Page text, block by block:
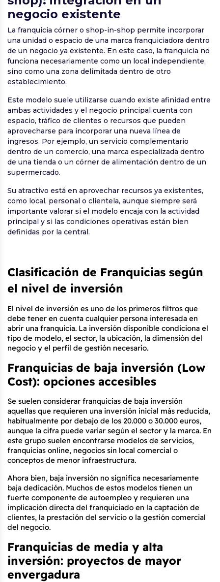
negocio existente
La franquicia córner o shop-in-shop permite incorporar
una unidad o espacio de una marca franquiciadora dentro
de un negocio ya existente. En este caso, la franquicia no
funciona necesariamente como un local independiente,
sino como una zona delimitada dentro de otro
establecimiento.
Este modelo suele utilizarse cuando existe afinidad entre
ambas actividades y el negocio principal cuenta con
espacio, tráfico de clientes o recursos que pueden
aprovecharse para incorporar una nueva línea de
ingresos. Por ejemplo, un servicio complementario
dentro de un comercio, una marca especializada dentro
de una tienda o un córner de alimentación dentro de un
supermercado.
Su atractivo está en aprovechar recursos ya existentes,
como local, personal o clientela, aunque siempre será
importante valorar si el modelo encaja con la actividad
principal y si las condiciones operativas están bien
definidas por la central.
Clasificación de Franquicias según
el nivel de inversión
El nivel de inversión es uno de los primeros filtros que
debe tener en cuenta cualquier persona interesada en
abrir una franquicia. La inversión disponible condiciona el
tipo de modelo, el sector, la ubicación, la dimensión del
negocio y el perfil de gestión necesario.
Franquicias de baja inversión (Low
Cost): opciones accesibles
Se suelen considerar franquicias de baja inversión
aquellas que requieren una inversión inicial más reducida,
habitualmente por debajo de los 20.000 o 30.000 euros,
aunque la cifra puede variar según el sector y la marca. En
este grupo suelen encontrarse modelos de servicios,
franquicias online, negocios sin local comercial o
conceptos de menor infraestructura.
Ahora bien, baja inversión no significa necesariamente
baja dedicación. Muchos de estos modelos tienen un
fuerte componente de autoempleo y requieren una
implicación directa del franquiciado en la captación de
clientes, la prestación del servicio o la gestión comercial
del negocio.
Franquicias de media y alta
inversión: proyectos de mayor
envergadura